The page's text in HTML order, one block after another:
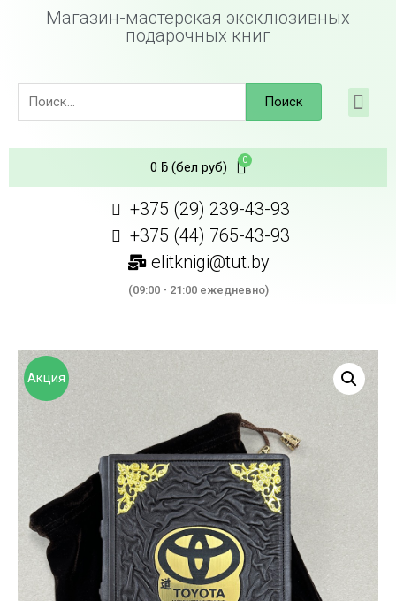
Магазин-мастерская эксклюзивных
подарочных книг
Поиск
0 ƃ(бел руб)
+375 (29) 239-43-93
+375 (44) 765-43-93
elitknigi@tut.by
(09:00 - 21:00 ежедневно)
Акция